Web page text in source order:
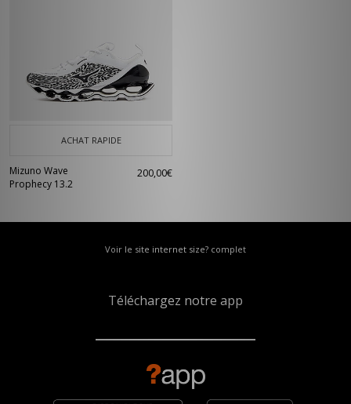
ACHAT RAPIDE
Mizuno Wave
Prophecy 13.2
200,00€
Voir le site internet size? complet
Téléchargez notre app